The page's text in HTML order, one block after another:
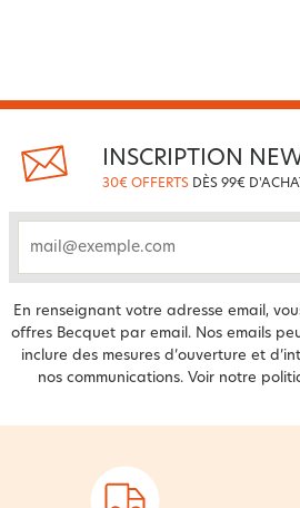
INSCRIPTION
30€ OFFERTS DÈS 99€ D'ACHAT
email
En renseignant votre adresse email,
offres Becquet par email. Nos emails
inclure des mesures d’ouverture et
nos communications. Voir notre